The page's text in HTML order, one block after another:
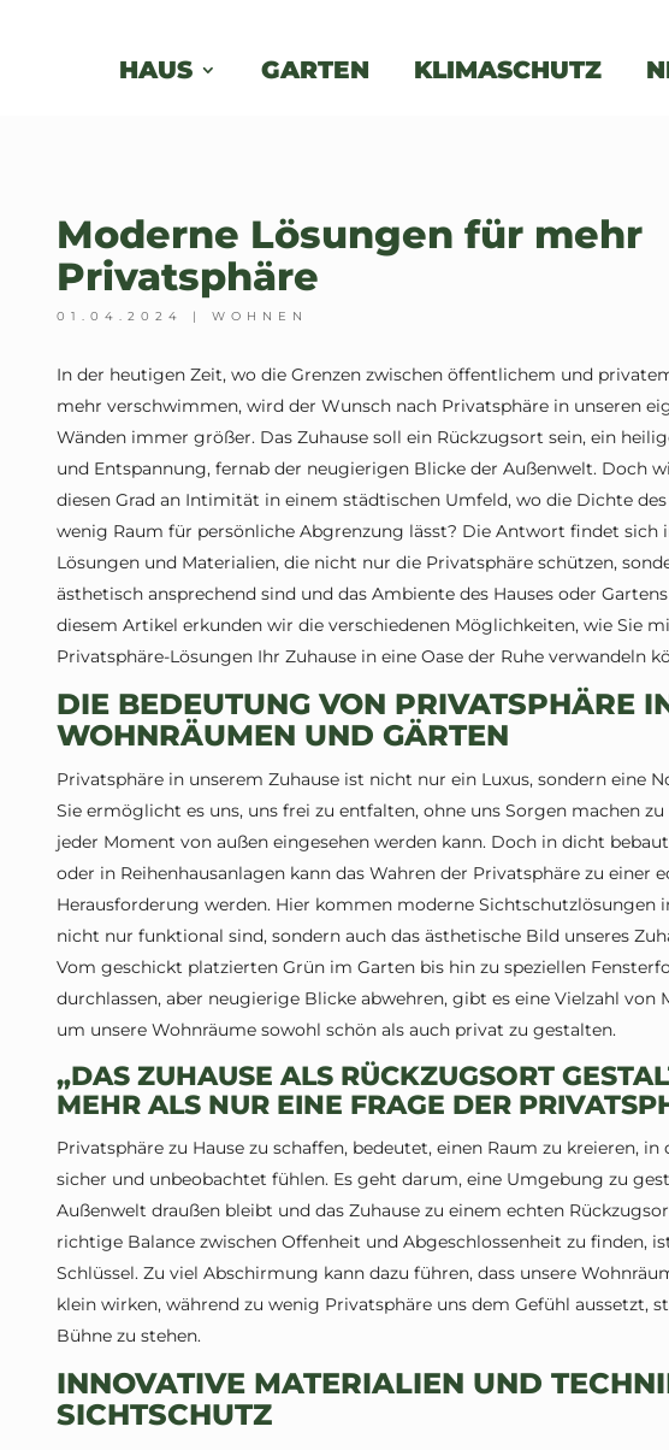
HAUS GARTEN KLIMASCHUTZ
Moderne Lösungen für mehr
Privatsphäre
01.04.2024 |WOHNEN
In der heutigen Zeit, wo die Grenzen zwischen öffentlichem und
mehr verschwimmen, wird der Wunsch nach Privatsphäre in unseren
Wänden immer größer. Das Zuhause soll ein Rückzugsort sein, ein
und Entspannung, fernab der neugierigen Blicke der Außenwelt. Doch
diesen Grad an Intimität in einem städtischen Umfeld, wo die Dichte
wenig Raum für persönliche Abgrenzung lässt? Die Antwort findet sich
Lösungen und Materialien, die nicht nur die Privatsphäre schützen,
ästhetisch ansprechend sind und das Ambiente des Hauses oder
diesem Artikel erkunden wir die verschiedenen Möglichkeiten, wie Sie
Privatsphäre-Lösungen Ihr Zuhause in eine Oase der Ruhe verwandeln
DIE BEDEUTUNG VON PRIVATSPHÄRE
WOHNRÄUMEN UND GÄRTEN
Privatsphäre in unserem Zuhause ist nicht nur ein Luxus, sondern eine
Sie ermöglicht es uns, uns frei zu entfalten, ohne uns Sorgen machen zu
jeder Moment von außen eingesehen werden kann. Doch in dicht
oder in Reihenhausanlagen kann das Wahren der Privatsphäre zu einer
Herausforderung werden. Hier kommen moderne Sichtschutzlösungen
nicht nur funktional sind, sondern auch das ästhetische Bild unseres
Vom geschickt platzierten Grün im Garten bis hin zu speziellen
durchlassen, aber neugierige Blicke abwehren, gibt es eine Vielzahl von
um unsere Wohnräume sowohl schön als auch privat zu gestalten.
„DAS ZUHAUSE ALS RÜCKZUGSORT
MEHR ALS NUR EINE FRAGE DER
Privatsphäre zu Hause zu schaffen, bedeutet, einen Raum zu kreieren, in
sicher und unbeobachtet fühlen. Es geht darum, eine Umgebung zu
Außenwelt draußen bleibt und das Zuhause zu einem echten
richtige Balance zwischen Offenheit und Abgeschlossenheit zu finden,
Schlüssel. Zu viel Abschirmung kann dazu führen, dass unsere
klein wirken, während zu wenig Privatsphäre uns dem Gefühl aussetzt,
Bühne zu stehen.
INNOVATIVE MATERIALIEN UND
SICHTSCHUTZ